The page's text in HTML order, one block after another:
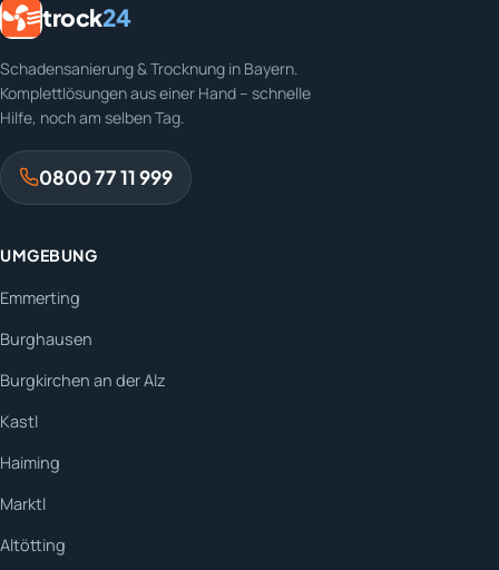
trock24
Schadensanierung & Trocknung in Bayern.
Komplettlösungen aus einer Hand – schnelle
Hilfe, noch am selben Tag.
0800 77 11 999
UMGEBUNG
Emmerting
Burghausen
Burgkirchen an der Alz
Kastl
Haiming
Marktl
Altötting